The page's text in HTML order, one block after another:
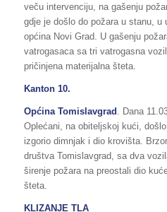
veču intervenciju, na gašenju
gdje je došlo do požara u stanu, u
općina Novi Grad. U gašenju
vatrogasaca sa tri vatrogasna
pričinjena materijalna šteta.
Kanton 10.
Općina Tomislavgrad . Dana
Oplećani, na obiteljskoj kući,
izgorio dimnjak i dio krovišta.
društva Tomislavgrad, sa dva
širenje požara na preostali dio
šteta.
KLIZANJE TLA